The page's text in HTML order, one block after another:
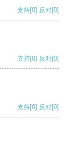
支持[0] 反对[0]
支持[0] 反对[0]
支持[0] 反对[0]